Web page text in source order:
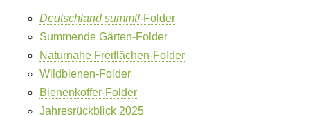
Deutschland summt!-Folder
Summende Gärten-Folder
Naturnahe Freiflächen-Folder
Wildbienen-Folder
Bienenkoffer-Folder
Jahresrückblick 2025